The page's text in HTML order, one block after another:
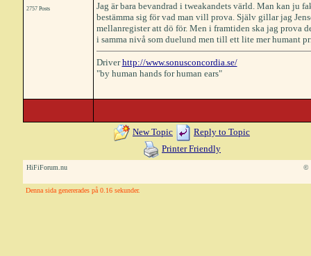
2757 Posts
Jag är bara bevandrad i tweakandets värld. Man kan ju
bestämma sig för vad man vill prova. Själv gillar jag
mellanregister att dö för. Men i framtiden ska jag prova
i samma nivå som duelund men till ett lite mer humant
Driverhttp://www.sonusconcordia.se/
"by human hands for human ears"
New Topic
Reply to Topic
Printer Friendly
HiFiForum.nu ©
Denna sida genererades på 0.16 sekunder.